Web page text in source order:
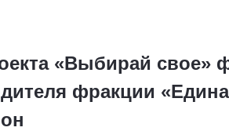
«Выбирай свое»
фракции